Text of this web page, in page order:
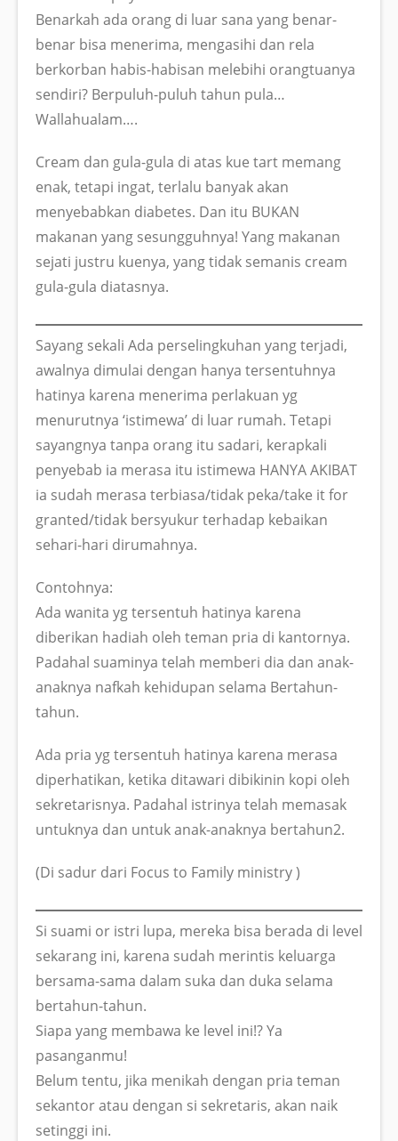
Benarkah ada orang di luar sana yang benar-
benar bisa menerima, mengasihi dan rela
berkorban habis-habisan melebihi orangtuanya
sendiri? Berpuluh-puluh tahun pula…
Wallahualam….
Cream dan gula-gula di atas kue tart memang
enak, tetapi ingat, terlalu banyak akan
menyebabkan diabetes. Dan itu BUKAN
makanan yang sesungguhnya! Yang makanan
sejati justru kuenya, yang tidak semanis cream
gula-gula diatasnya.
Sayang sekali Ada perselingkuhan yang terjadi,
awalnya dimulai dengan hanya tersentuhnya
hatinya karena menerima perlakuan yg
menurutnya ‘istimewa’ di luar rumah. Tetapi
sayangnya tanpa orang itu sadari, kerapkali
penyebab ia merasa itu istimewa HANYA AKIBAT
ia sudah merasa terbiasa/tidak peka/take it for
granted/tidak bersyukur terhadap kebaikan
sehari-hari dirumahnya.
Contohnya:
Ada wanita yg tersentuh hatinya karena
diberikan hadiah oleh teman pria di kantornya.
Padahal suaminya telah memberi dia dan anak-
anaknya nafkah kehidupan selama Bertahun-
tahun.
Ada pria yg tersentuh hatinya karena merasa
diperhatikan, ketika ditawari dibikinin kopi oleh
sekretarisnya. Padahal istrinya telah memasak
untuknya dan untuk anak-anaknya bertahun2.
(Di sadur dari Focus to Family ministry )
Si suami or istri lupa, mereka bisa berada di level
sekarang ini, karena sudah merintis keluarga
bersama-sama dalam suka dan duka selama
bertahun-tahun.
Siapa yang membawa ke level ini!? Ya
pasanganmu!
Belum tentu, jika menikah dengan pria teman
sekantor atau dengan si sekretaris, akan naik
setinggi ini.